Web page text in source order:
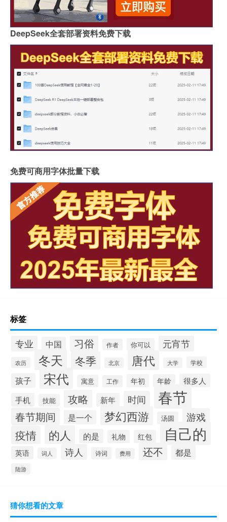
DeepSeek全套部署资料免费下载
免费可商用字体批量下载
标签
专业 中国 习俗 作者 你可以 元宵节
农历 冬天 冬季 北京 唐代 大学 学校
孩子 宋代 寓意 工作 年初 年龄
很多人
手机
技能 攻略 新年 时间 春节
春节期间 是一个 梦幻西游 汤圆 游戏
疫情 的人 的是 礼物 红包 自己的
英语 词人 诗人 诗词 费用 还不 都是
陆游
猜你想看的文章